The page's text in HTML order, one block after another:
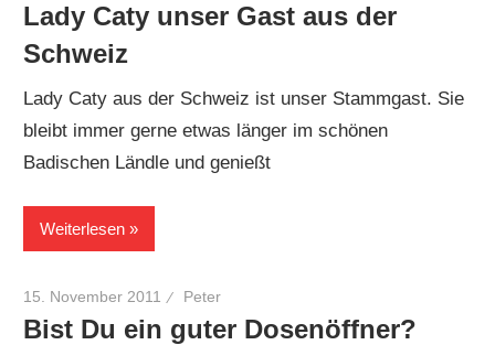
Lady Caty unser Gast aus der
Schweiz
Lady Caty aus der Schweiz ist unser Stammgast. Sie
bleibt immer gerne etwas länger im schönen
Badischen Ländle und genießt
Weiterlesen
15. November 2011 Peter
Bist Du ein guter Dosenöffner?